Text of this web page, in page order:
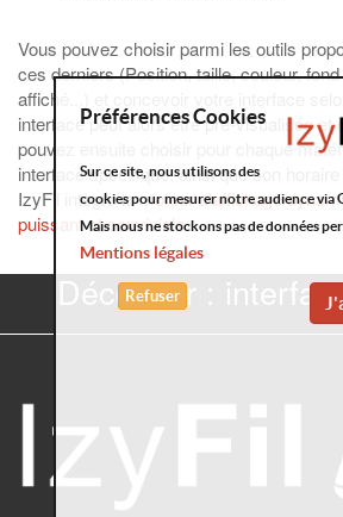
Vous pouvez choisir parmi les outils
ces derniers (Position, taille, couleur, fond
affiché...) et concevoir votre interface
interface peut alors être pré-visualisée et
pouvez ensuite choisir pour chaque
interface spécifique, ainsi que son horaire
IzyFil intègre lemoteur d'affichage
puissant et conviviale.
Découvrir :
Préférences Cookies
Sur ce site, nous utilisons des
cookies pour mesurer notre audience via
Mais nous ne stockons pas de données
Mentions légales
Refuser